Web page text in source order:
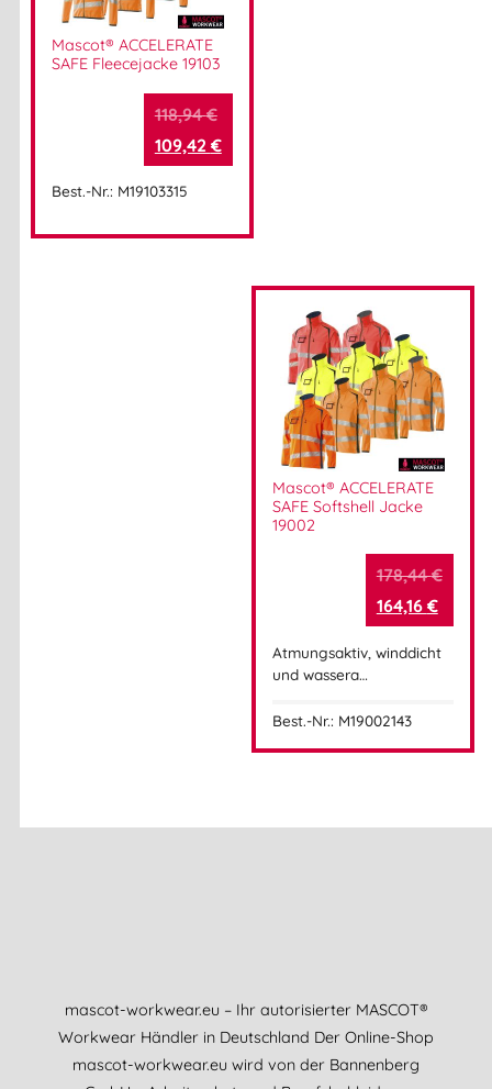
Mascot® ACCELERATE
SAFE Fleecejacke 19103
118,94€
109,42 €
Best.-Nr.: M19103315
Mascot® ACCELERATE
SAFE Softshell Jacke
19002
178,44€
164,16 €
Atmungsaktiv, winddicht
und wassera…
Best.-Nr.: M19002143
mascot-workwear.eu – Ihr autorisierter MASCOT®
Workwear Händler in Deutschland Der Online-Shop
mascot-workwear.eu wird von der Bannenberg